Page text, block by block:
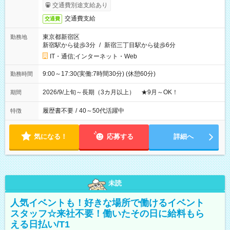
交通費別途支給あり
交通費 交通費支給
勤務地
東京都新宿区
新宿駅から徒歩3分 / 新宿三丁目駅から徒歩6分
IT・通信;インターネット・Web
勤務時間 9:00～17:30(実働:7時間30分) (休憩60分)
期間 2026/9/上旬～長期（3カ月以上） ★9月～OK！
特徴 履歴書不要 / 40～50代活躍中
気になる！ 応募する 詳細へ
未読
人気イベントも！好きな場所で働けるイベント
スタッフ☆来社不要！働いたその日に給料もら
える日払い/T1